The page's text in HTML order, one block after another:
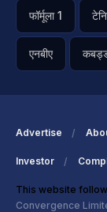
फॉर्मूला 1
एनबीए
Advertise
Investor
This website
Convergence